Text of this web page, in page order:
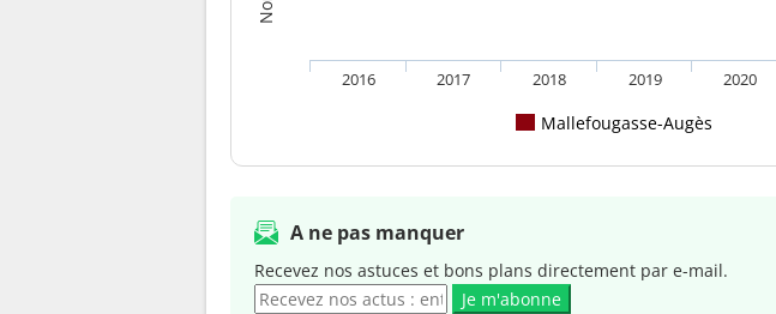
Mallefougasse-Augès
2016 2017 2018 2019 2020
A ne pas manquer
Recevez nos astuces et bons plans directement par e-mail.
Je m'abonne